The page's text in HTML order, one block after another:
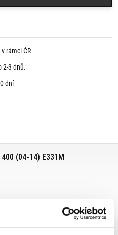
rámci ČR
2-3 dnů.
dní
400 (04-14) E331M